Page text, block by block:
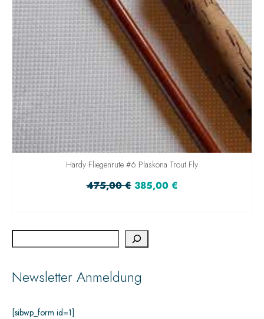
Hardy Fliegenrute #6 Plaskona Trout Fly
475,00€ 385,00 €
Newsletter Anmeldung
[sibwp_form id=1]